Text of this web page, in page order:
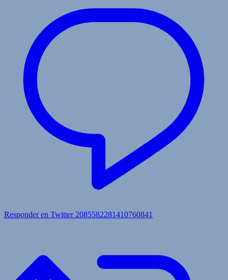
Responder en Twitter 2085582281410760841